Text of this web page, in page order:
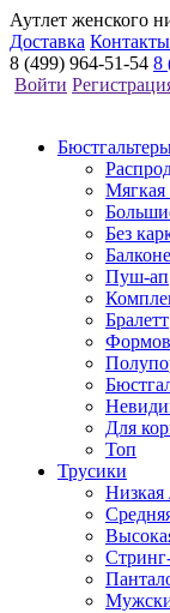
Аутлет женского
Доставка Контакты
8 (499) 964-51-54 8
Войти
Мягкая
Без
Пуш-ап
Бралетт
Для
Топ
Трусики
Низкая